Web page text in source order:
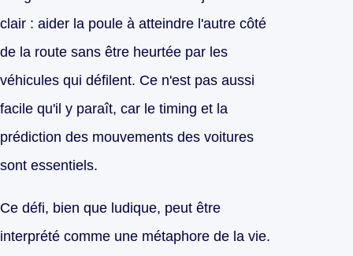
clair : aider la poule à atteindre l'autre côté
de la route sans être heurtée par les
véhicules qui défilent. Ce n'est pas aussi
facile qu'il y paraît, car le timing et la
prédiction des mouvements des voitures
sont essentiels.
Ce défi, bien que ludique, peut être
interprété comme une métaphore de la vie.